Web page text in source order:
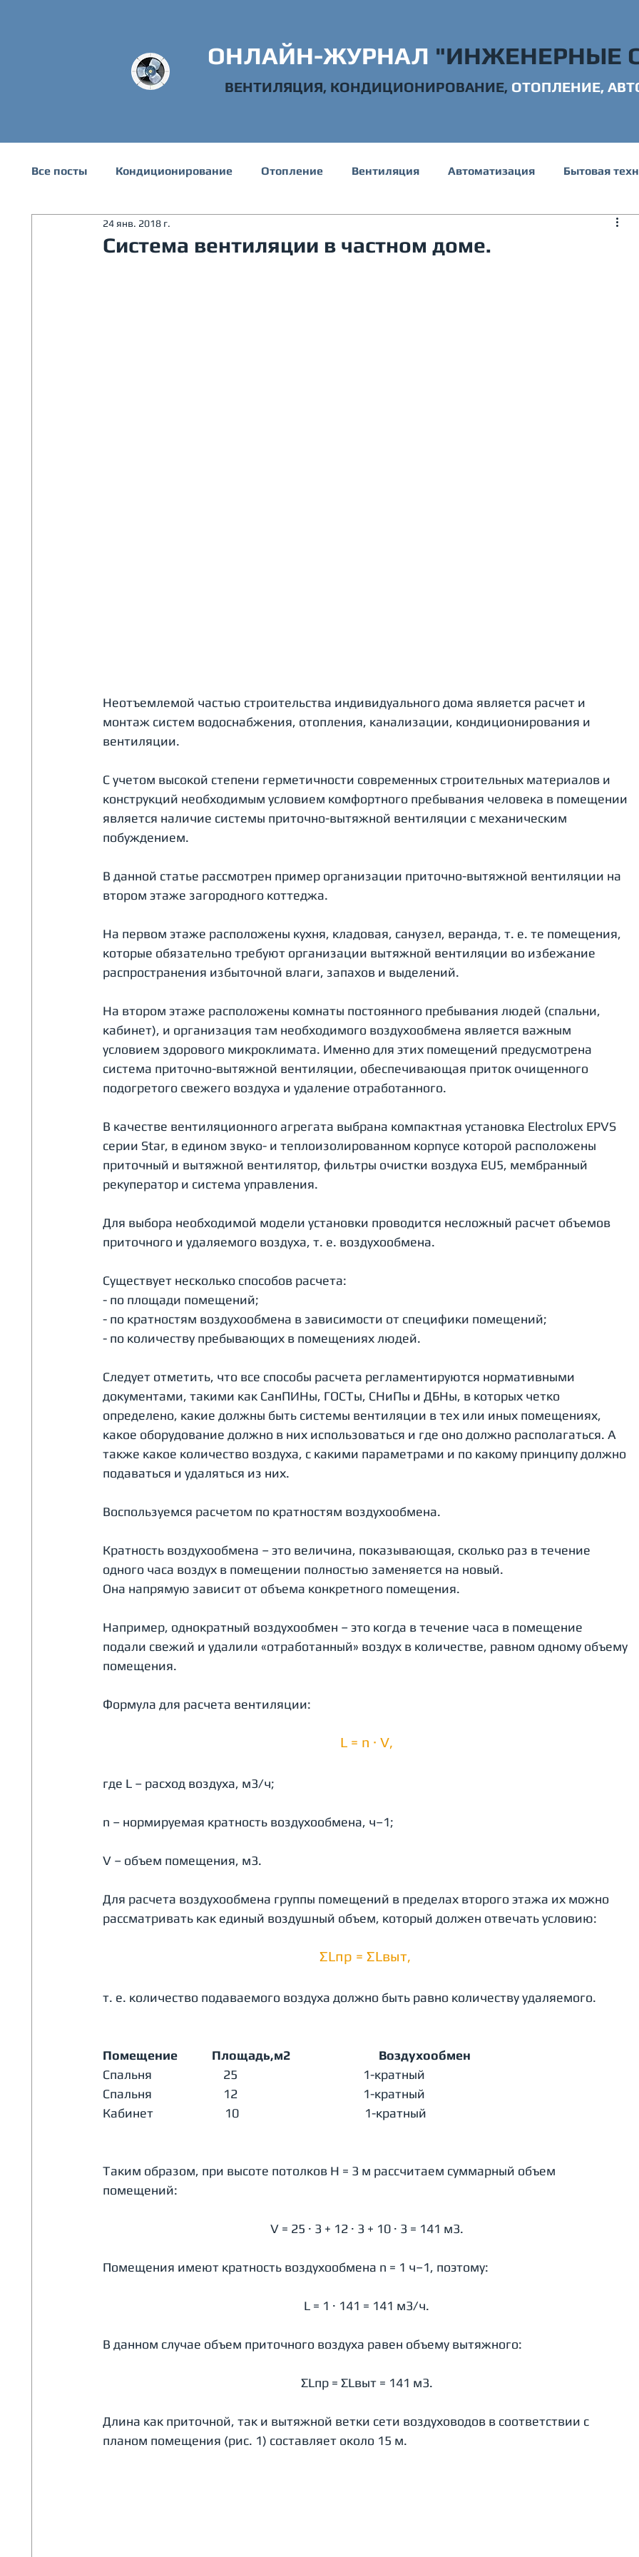
ОНЛАЙН-ЖУРНАЛ "ИНЖЕНЕРНЫЕ
ВЕНТИЛЯЦИЯ, КОНДИЦИОНИРОВАНИЕ, ОТОПЛЕНИЕ,
Все посты Кондиционирование Отопление Вентиляция Автоматизация Бытовая
Техническая информация
Система вентиляции в частном доме.
24 янв. 2018 г.
Неотъемлемой частью строительства индивидуального дома является расчет и
монтаж систем водоснабжения, отопления, канализации, кондиционирования и
вентиляции.
С учетом высокой степени герметичности современных строительных материалов и
конструкций необходимым условием комфортного пребывания человека в помещении
является наличие системы приточно-вытяжной вентиляции с механическим
побуждением.
В данной статье рассмотрен пример организации приточно-вытяжной вентиляции на
втором этаже загородного коттеджа.
На первом этаже расположены кухня, кладовая, санузел, веранда, т. е. те помещения,
которые обязательно требуют организации вытяжной вентиляции во избежание
распространения избыточной влаги, запахов и выделений.
На втором этаже расположены комнаты постоянного пребывания людей (спальни,
кабинет), и организация там необходимого воздухообмена является важным
условием здорового микроклимата. Именно для этих помещений предусмотрена
система приточно-вытяжной вентиляции, обеспечивающая приток очищенного
подогретого свежего воздуха и удаление отработанного.
В качестве вентиляционного агрегата выбрана компактная установка Electrolux EPVS
серии Star, в едином звуко- и теплоизолированном корпусе которой расположены
приточный и вытяжной вентилятор, фильтры очистки воздуха EU5, мембранный
рекуператор и система управления.
Для выбора необходимой модели установки проводится несложный расчет объемов
приточного и удаляемого воздуха, т. е. воздухообмена.
Существует несколько способов расчета:
- по площади помещений;
- по кратностям воздухообмена в зависимости от специфики помещений;
- по количеству пребывающих в помещениях людей.
Следует отметить, что все способы расчета регламентируются нормативными
документами, такими как СанПИНы, ГОСТы, СНиПы и ДБНы, в которых четко
определено, какие должны быть системы вентиляции в тех или иных помещениях,
какое оборудование должно в них использоваться и где оно должно располагаться. А
также какое количество воздуха, с какими параметрами и по какому принципу должно
подаваться и удаляться из них.
Воспользуемся расчетом по кратностям воздухообмена.
Кратность воздухообмена – это величина, показывающая, сколько раз в течение
одного часа воздух в помещении полностью заменяется на новый.
Она напрямую зависит от объема конкретного помещения.
Например, однократный воздухообмен – это когда в течение часа в помещение
подали свежий и удалили «отработанный» воздух в количестве, равном одному объему
помещения.
Формула для расчета вентиляции:
L = n · V,
где L – расход воздуха, м3/ч;
n – нормируемая кратность воздухообмена, ч–1;
V – объем помещения, м3.
Для расчета воздухообмена группы помещений в пределах второго этажа их можно
рассматривать как единый воздушный объем, который должен отвечать условию:
ΣLпр = ΣLвыт,
т. е. количество подаваемого воздуха должно быть равно количеству удаляемого.
Помещение            Площадь,м2                               Воздухообмен
Спальня                         25                                            1-кратный
Спальня                         12                                            1-кратный
Кабинет                         10                                            1-кратный
Таким образом, при высоте потолков H = 3 м рассчитаем суммарный объем
помещений:
V = 25 · 3 + 12 · 3 + 10 · 3 = 141 м3.
Помещения имеют кратность воздухообмена n = 1 ч–1, поэтому:
L = 1 · 141 = 141 м3/ч.
В данном случае объем приточного воздуха равен объему вытяжного:
ΣLпр = ΣLвыт = 141 м3.
Длина как приточной, так и вытяжной ветки сети воздуховодов в соответствии с
планом помещения (рис. 1) составляет около 15 м.